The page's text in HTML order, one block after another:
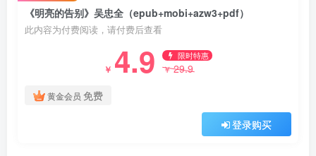
《明亮的告别》吴忠全（epub+mobi+azw3+pdf）
此内容为付费阅读，请付费后查看
￥ 4.9 限时特惠
￥29.9
黄金会员 免费
登录购买